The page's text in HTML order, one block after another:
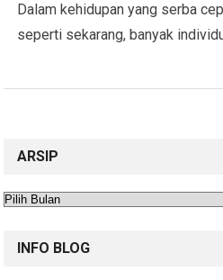
Dalam kehidupan yang serba
seperti sekarang, banyak
ARSIP
Arsip
INFO BLOG